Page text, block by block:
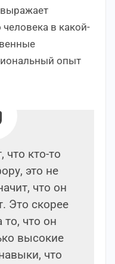
выражает
в какой-
опыт
что кто-то
это не
что он
Это скорее
то, что он
высокие
что